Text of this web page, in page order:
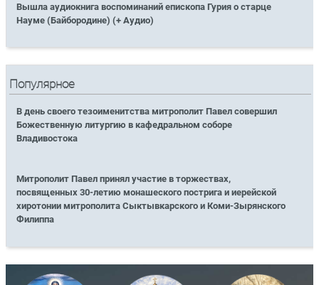
Вышла аудиокнига воспоминаний епископа Гурия о старце
Науме (Байбородине) (+ Аудио)
Популярное
В день своего тезоименитства митрополит Павел совершил
Божественную литургию в кафедральном соборе
Владивостока
Митрополит Павел принял участие в торжествах,
посвященных 30-летию монашеского пострига и иерейской
хиротонии митрополита Сыктывкарского и Коми-Зырянского
Филиппа